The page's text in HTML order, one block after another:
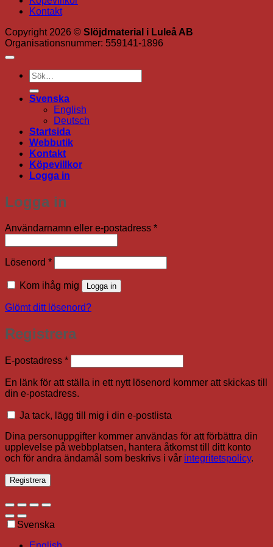
Kontakt
Copyright 2026 © Slöjdmaterial i Luleå AB
Organisationsnummer: 559141-1896
Sök
efter:
Svenska
English
Deutsch
Startsida
Webbutik
Kontakt
Köpevillkor
Logga in
Logga in
Användarnamn eller e-postadress *Obligatoriskt
Lösenord *Obligatoriskt
Kom ihåg mig Logga in
Glömt ditt lösenord?
Registrera
E-postadress *Obligatoriskt
En länk för att ställa in ett nytt lösenord kommer att skickas till
din e-postadress.
Ja tack, lägg till mig i din e-postlista
Dina personuppgifter kommer användas för att förbättra din
upplevelse på webbplatsen, hantera åtkomst till ditt konto
och för andra ändamål som beskrivs i vår integritetspolicy.
Registrera
Svenska